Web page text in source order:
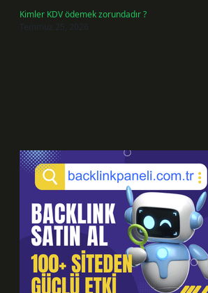
Kimler KDV ödemek zorundadır ?
Temmuz 25, 2026